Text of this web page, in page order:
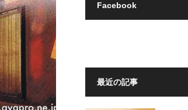
Facebook
最近の記事